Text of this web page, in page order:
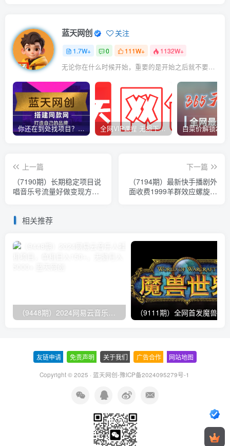
蓝天网创 关注
1.7W+ 0 111W+ 1132W+
无论你在什么时候开始，重要的是开始之后就不要停止
你还在到处找项目？还在当韭菜？我靠卖项目一个月收入5万+，曾经我也是个失败者。 全网VIP课程 无损下载~
上一篇
（7190期）长期稳定项目说
唱音乐号流量好做变现方式
下一篇
（7194期）最新快手播剧外
面收费1999羊群效应螺旋起
相关推荐
友链申请 免责声明 关于我们 广告合作 网站地图
Copyright © 2025 · 蓝天网创-豫ICP备2024095279号-1